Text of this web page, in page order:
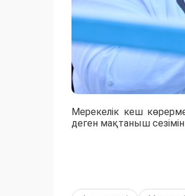
Мерекелік кеш
деген мақтаныш